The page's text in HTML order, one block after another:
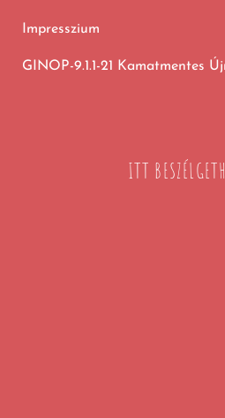
Impresszium
GINOP-9.1.1-21 Kamatmentes
ITT